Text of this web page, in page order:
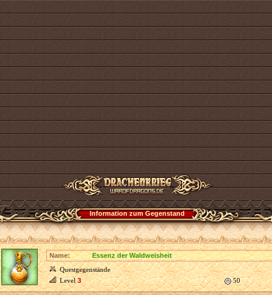
Information zum Gegenstand
Name:
Essenz der Waldweisheit
Questgegenstände
Level3 50